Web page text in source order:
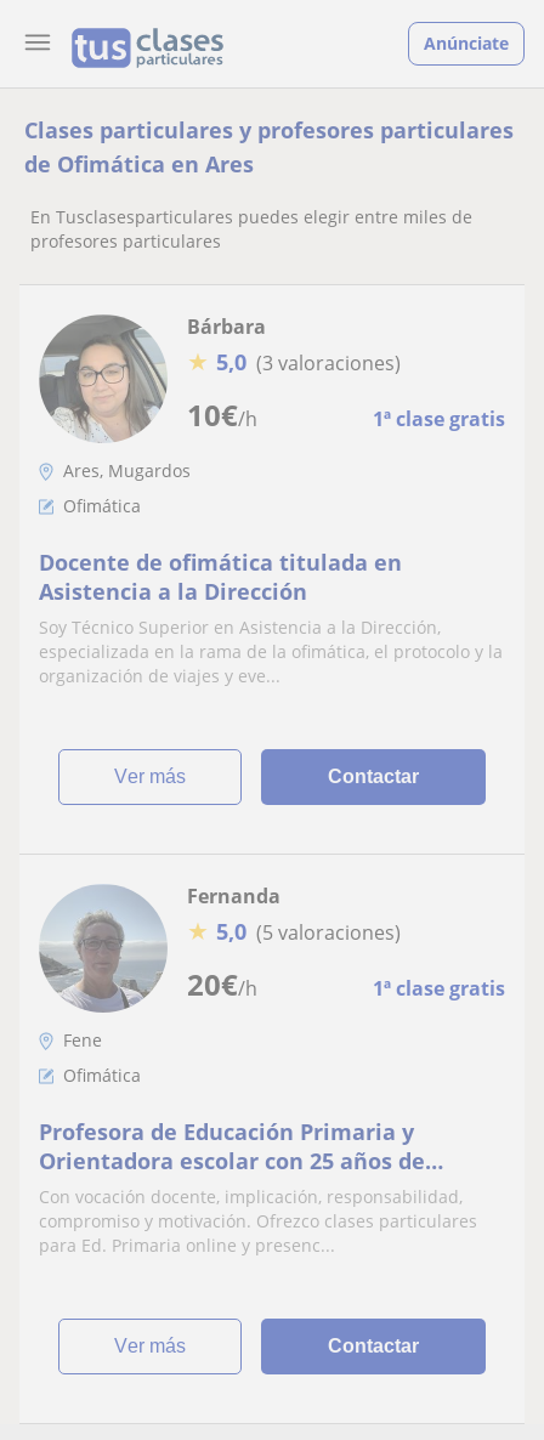
Anúnciate
Clases particulares y profesores particulares
de Ofimática en Ares
En Tusclasesparticulares puedes elegir entre miles de
profesores particulares
10€/h 1ª clase gratis
Bárbara
★ 5,0 (3 valoraciones)
Ares, Mugardos
Ofimática
Docente de ofimática titulada en
Asistencia a la Dirección
Soy Técnico Superior en Asistencia a la Dirección,
especializada en la rama de la ofimática, el protocolo y la
organización de viajes y eve...
ver más Contactar
20€/h 1ª clase gratis
Fernanda
★ 5,0 (5 valoraciones)
Fene
Ofimática
Profesora de Educación Primaria y
Orientadora escolar con 25 años de
experiencia docente. Con conocimientos
de Competencia Digital
Con vocación docente, implicación, responsabilidad,
compromiso y motivación. Ofrezco clases particulares
para Ed. Primaria online y presenc...
ver más Contactar